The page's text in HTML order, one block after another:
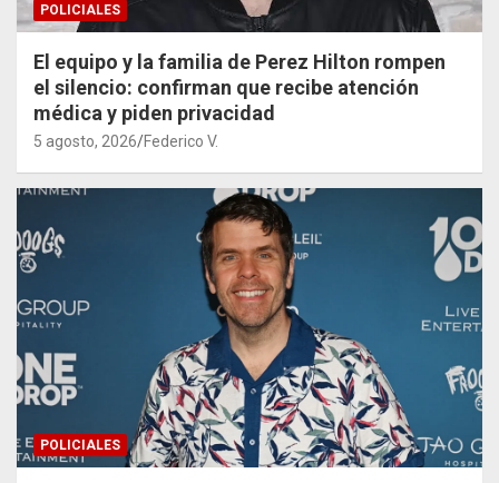
POLICIALES
El equipo y la familia de Perez Hilton rompen
el silencio: confirman que recibe atención
médica y piden privacidad
5 agosto, 2026 Federico V.
POLICIALES